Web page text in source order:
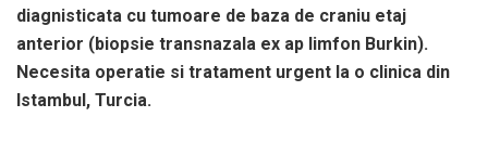
diagnisticata cu tumoare de baza de craniu etaj
anterior (biopsie transnazala ex ap limfon Burkin).
Necesita operatie si tratament urgent la o clinica din
Istambul, Turcia.